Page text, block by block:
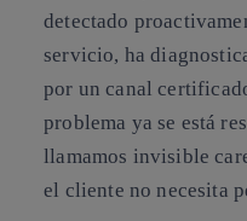
detectado
servicio, ha
por un canal
problema ya se está
llamamos invisible
el cliente no necesita